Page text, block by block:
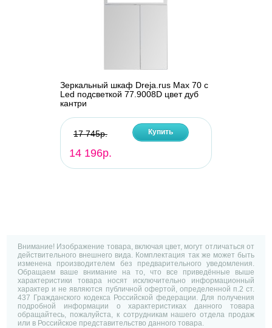
Зеркальный шкаф Dreja.rus Max 70 с
Led подсветкой 77.9008D цвет дуб
кантри
17 745р.
14 196р.
Купить
Внимание! Изображение товара, включая цвет, могут отличаться от
действительного внешнего вида. Комплектация так же может быть
изменена производителем без предварительного уведомления.
Обращаем ваше внимание на то, что все приведённые выше
характеристики товара носят исключительно информационный
характер и не являются публичной офертой, определенной п.2 ст.
437 Гражданского кодекса Российской федерации. Для получения
подробной информации о характеристиках данного товара
обращайтесь, пожалуйста, к сотрудникам нашего отдела продаж
или в Российское представительство данного товара.